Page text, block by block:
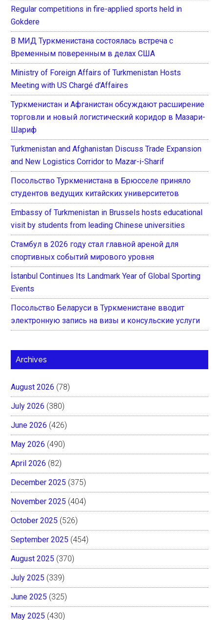
Regular competitions in fire-applied sports held in
Gokdere
В МИД Туркменистана состоялась встреча с
Временным поверенным в делах США
Ministry of Foreign Affairs of Turkmenistan Hosts
Meeting with US Chargé d’Affaires
Туркменистан и Афганистан обсуждают расширение
торговли и новый логистический коридор в Мазари-
Шариф
Turkmenistan and Afghanistan Discuss Trade Expansion
and New Logistics Corridor to Mazar-i-Sharif
Посольство Туркменистана в Брюсселе приняло
студентов ведущих китайских университетов
Embassy of Turkmenistan in Brussels hosts educational
visit by students from leading Chinese universities
Стамбул в 2026 году стал главной ареной для
спортивных событий мирового уровня
İstanbul Continues Its Landmark Year of Global Sporting
Events
Посольство Беларуси в Туркменистане вводит
электронную запись на визы и консульские услуги
Archives
August 2026 (78)
July 2026 (380)
June 2026 (426)
May 2026 (490)
April 2026 (82)
December 2025 (375)
November 2025 (404)
October 2025 (526)
September 2025 (454)
August 2025 (370)
July 2025 (339)
June 2025 (325)
May 2025 (430)